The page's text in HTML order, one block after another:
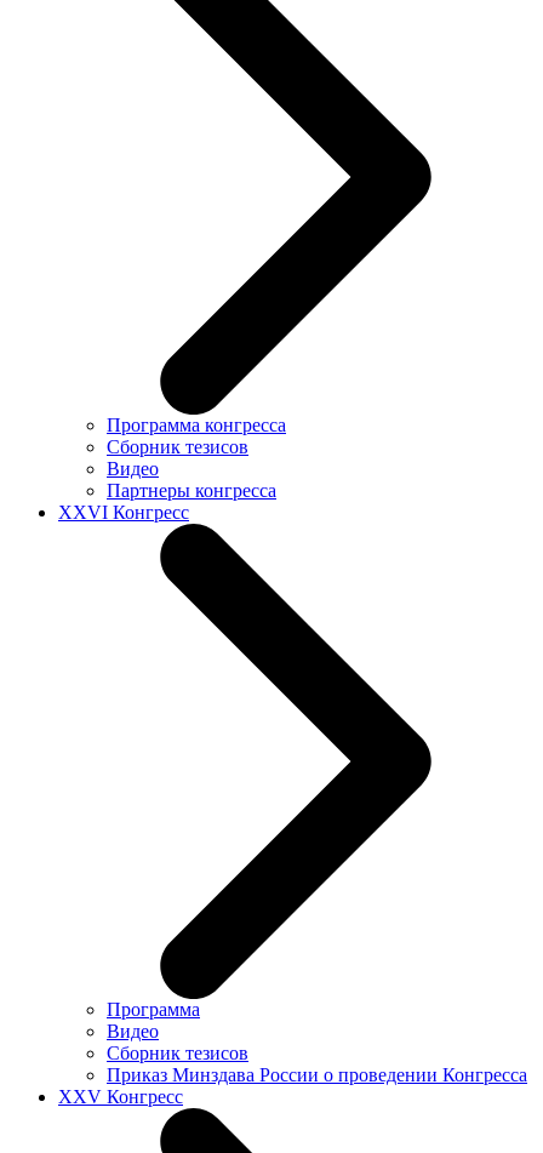
Программа конгресса
Сборник тезисов
Видео
Партнеры конгресса
XXVI Конгресс
Программа
Видео
Сборник тезисов
Приказ Минздава России о проведении Конгресса
XXV Конгресс